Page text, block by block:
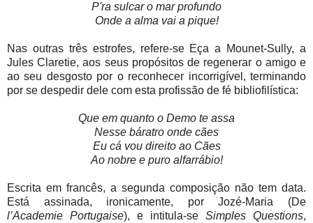
P'ra sulcar o mar profundo
Onde a alma vai a pique!
Nas outras três estrofes, refere-se Eça a Mounet-Sully, a
Jules Claretie, aos seus propósitos de regenerar o amigo e
ao seu desgosto por o reconhecer incorrigível, terminando
por se despedir dele com esta profissão de fé bibliofilística:
Que em quanto o Demo te assa
Nesse báratro onde cães
Eu cá vou direito ao Cães
Ao nobre e puro alfarrábio!
Escrita em francês, a segunda composição não tem data.
Está assinada, ironicamente, por Jozé-Maria (De
l’Academie Portugaise), e intitula-se Simples Questions,